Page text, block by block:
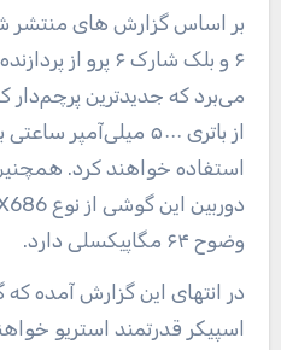
بر اساس گزارش های
می‌برد که جدیدترین
استفاده خواهند کرد.
وضوح ۶۴ مگاپیکسلی دارد.
در انتهای این گزارش آمده
اسپیکر قدرتمند استریو